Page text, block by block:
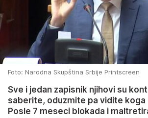
Foto: Narodna Skupština Srbije Printscreen
Sve i jedan zapisnik njihovi su
saberite, oduzmite pa vidite koga
Posle 7 meseci blokada i